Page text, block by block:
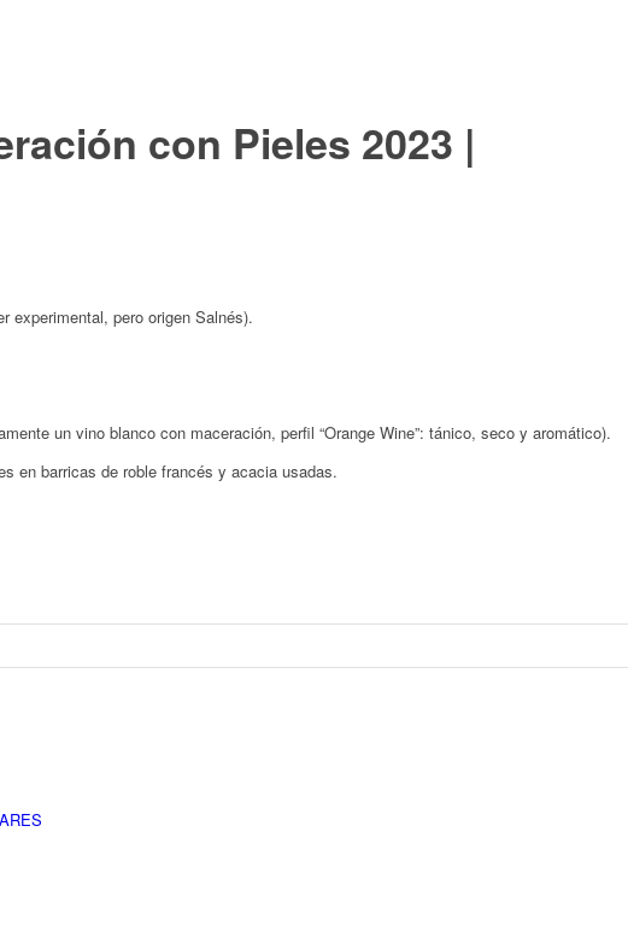
con Pieles 2023 |
experimental, pero origen Salnés).
un vino blanco con maceración, perfil “Orange Wine”: tánico, seco y aromático).
en barricas de roble francés y acacia usadas.